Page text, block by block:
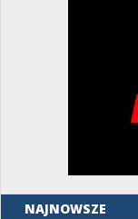
NAJNOWSZE